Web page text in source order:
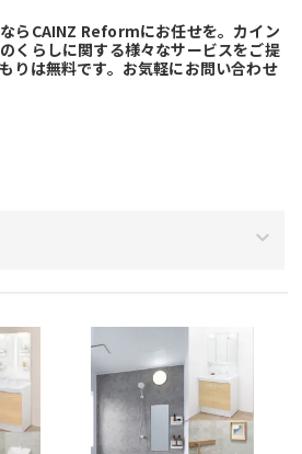
らCAINZ Reformにお任せを。カイン
くらしに関する様々なサービスをご提
りは無料です。お気軽にお問い合わせ